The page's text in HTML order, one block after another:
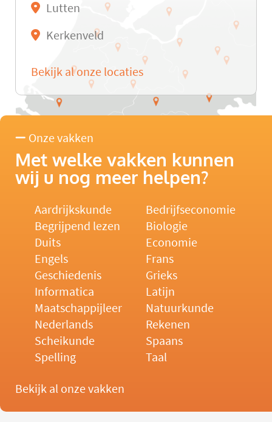
Lutten
Kerkenveld
Bekijk al onze locaties
Onze vakken
Met welke vakken kunnen
wij u nog meer helpen?
Aardrijkskunde
Bedrijfseconomie
Begrijpend lezen
Biologie
Duits
Economie
Engels
Frans
Geschiedenis
Grieks
Informatica
Latijn
Maatschappijleer
Natuurkunde
Nederlands
Rekenen
Scheikunde
Spaans
Spelling
Taal
Bekijk al onze vakken